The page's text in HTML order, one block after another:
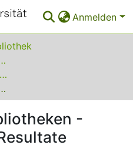
Anmelden
und Information
Neue Organisationsformen elektronischer Veröffentlichungen
- Ziele, Aktionen, Resultate
-